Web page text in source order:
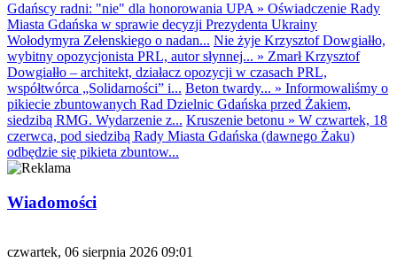
Gdańscy radni: "nie" dla honorowania UPA » Oświadczenie Rady
Miasta Gdańska w sprawie decyzji Prezydenta Ukrainy
Wołodymyra Zełenskiego o nadan... Nie żyje Krzysztof Dowgiałło,
wybitny opozycjonista PRL, autor słynnej... » Zmarł Krzysztof
Dowgiałło – architekt, działacz opozycji w czasach PRL,
współtwórca „Solidarności” i... Beton twardy... » Informowaliśmy o
pikiecie zbuntowanych Rad Dzielnic Gdańska przed Żakiem,
siedzibą RMG. Wydarzenie z... Kruszenie betonu » W czwartek, 18
czerwca, pod siedzibą Rady Miasta Gdańska (dawnego Żaku)
odbędzie się pikieta zbuntow...
Wiadomości
czwartek, 06 sierpnia 2026 09:01